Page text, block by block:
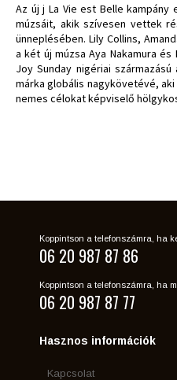
Az új j La Vie est Belle
múzsáit, akik szívesen vettek
ünneplésében. Lily Collins,
a két új múzsa Aya Nakamura és
Joy Sunday nigériai
márka globális nagykövetévé,
nemes célokat képviselő
Koppintson a telefonszámra, ha
06 20 987 87 86
Koppintson a telefonszámra, ha
06 20 987 87 77
Hasznos információk
Kapcsolat